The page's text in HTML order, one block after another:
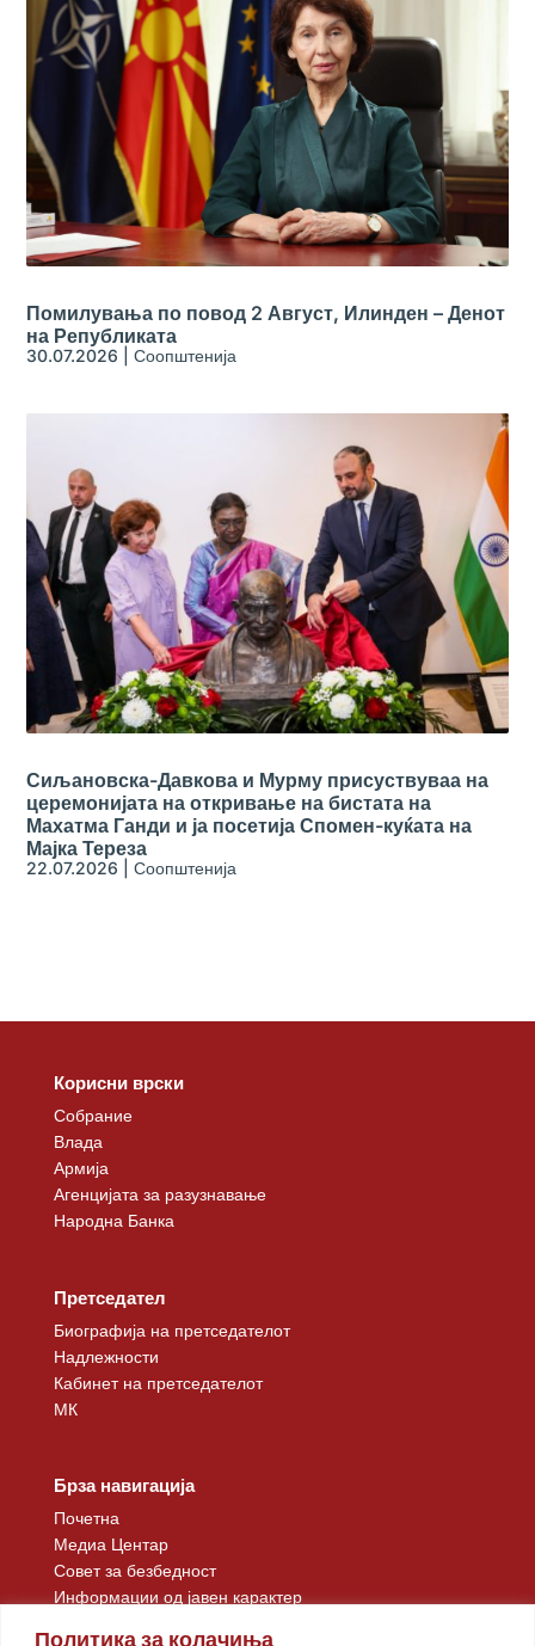
Политика за колачиња
Помилувања по повод 2 Август, Илинден – Денот
на Републиката
30.07.2026 |Соопштенија
Сиљановска-Давкова и Мурму присуствуваа на
церемонијата на откривање на бистата на
Махатма Ганди и ја посетија Спомен-куќата на
Мајка Тереза
22.07.2026 |Соопштенија
Корисни врски
Собрание
Влада
Армија
Агенцијата за разузнавање
Народна Банка
Претседател
Биографија на претседателот
Надлежности
Кабинет на претседателот
МК
Брза навигација
Почетна
Медиа Центар
Совет за безбедност
Информации од јавен карактер